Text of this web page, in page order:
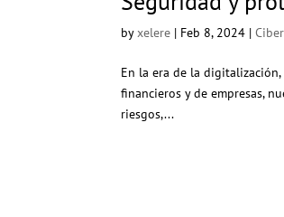
byxelere | Feb 8, 2024 |
En la era de la
financieros y de empresas,
riesgos,...